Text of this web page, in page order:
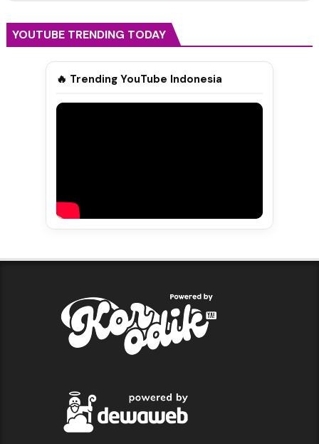
YOUTUBE TRENDING TODAY
🔥 Trending YouTube Indonesia